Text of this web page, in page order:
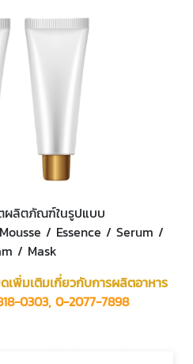
ผลิตภัณฑ์ในรูปแบบ
/ Essence / Serum /
/ Mask
เพิ่มเติมเกี่ยวกับการผลิตอาหาร
0303, 0-2077-7898